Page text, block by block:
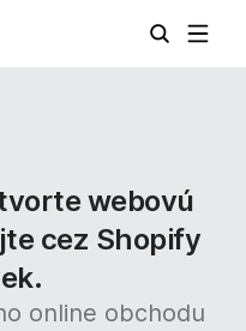
webovú
cez Shopify
online obchodu